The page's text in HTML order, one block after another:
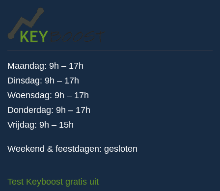
Maandag: 9h – 17h
Dinsdag: 9h – 17h
Woensdag: 9h – 17h
Donderdag: 9h – 17h
Vrijdag: 9h – 15h
Weekend & feestdagen: gesloten
Test Keyboost gratis uit